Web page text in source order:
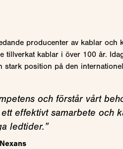
producenter av kablar och
tillverkat kablar i över 100 år.
stark position på den
och förstår vårt
effektivt samarbete och
ledtider.”